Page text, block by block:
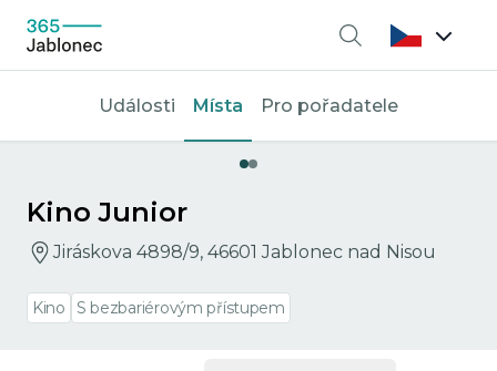
Vyhledávání
Události Místa Pro pořadatele
Kino Junior
Jiráskova 4898/9, 46601 Jablonec nad Nisou
Kino S bezbariérovým přístupem